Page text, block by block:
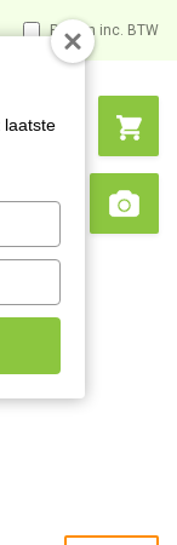
Prijzen inc. BTW
Search
laatste